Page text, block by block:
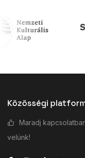
Közösségi
Maradj
velünk!